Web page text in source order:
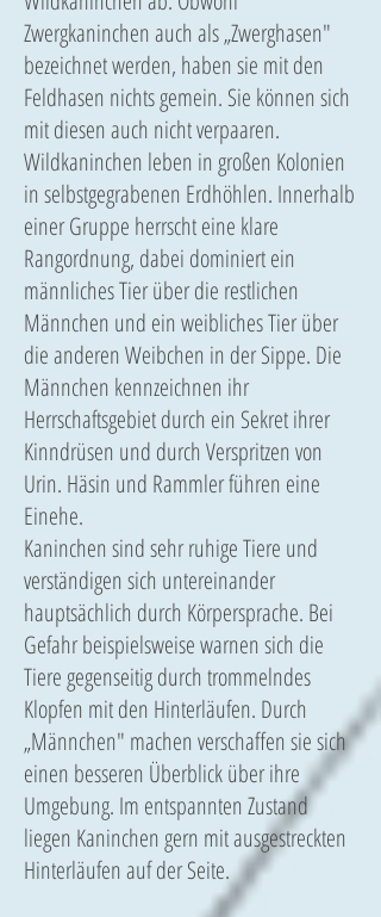
Zwergkaninchen auch als „Zwerghasen"
bezeichnet werden, haben sie mit den
Feldhasen nichts gemein. Sie können sich
mit diesen auch nicht verpaaren.
Wildkaninchen leben in großen Kolonien
in selbstgegrabenen Erdhöhlen. Innerhalb
einer Gruppe herrscht eine klare
Rangordnung, dabei dominiert ein
männliches Tier über die restlichen
Männchen und ein weibliches Tier über
die anderen Weibchen in der Sippe. Die
Männchen kennzeichnen ihr
Herrschaftsgebiet durch ein Sekret ihrer
Kinndrüsen und durch Verspritzen von
Urin. Häsin und Rammler führen eine
Einehe.
Kaninchen sind sehr ruhige Tiere und
verständigen sich untereinander
hauptsächlich durch Körpersprache. Bei
Gefahr beispielsweise warnen sich die
Tiere gegenseitig durch trommelndes
Klopfen mit den Hinterläufen. Durch
„Männchen" machen verschaffen sie sich
einen besseren Überblick über ihre
Umgebung. Im entspannten Zustand
liegen Kaninchen gern mit ausgestreckten
Hinterläufen auf der Seite.